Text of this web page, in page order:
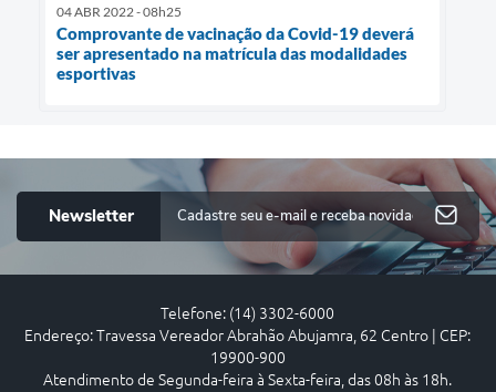
04 ABR 2022 - 08h25
Comprovante de vacinação da Covid-19 deverá
ser apresentado na matrícula das modalidades
esportivas
Newsletter
Telefone: (14) 3302-6000
Endereço: Travessa Vereador Abrahão Abujamra, 62 Centro | CEP:
19900-900
Atendimento de Segunda-feira à Sexta-feira, das 08h às 18h.